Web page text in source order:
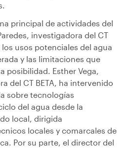
principal de actividades del
investigadora del CT
los usos potenciales del agua
y las limitaciones que
posibilidad. Esther Vega,
del CT BETA, ha intervenido
sobre tecnologías
del agua desde la
local, dirigida
locales y comarcales de
Por su parte, el director del